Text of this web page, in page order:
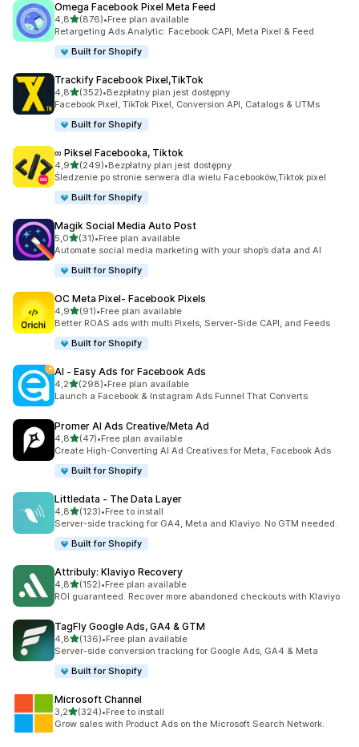
Omega Facebook Pixel Meta Feed
4,8na 5 gwiazdek
(876)
Łączna liczba recenzji: 876
•Free plan available
Retargeting Ads Analytic: Facebook CAPI, Meta Pixel & Feed
Built for Shopify
Trackify Facebook Pixel,TikTok
4,8na 5 gwiazdek
(352)
Łączna liczba recenzji: 352
•Bezpłatny plan jest dostępny
Facebook Pixel, TikTok Pixel, Conversion API, Catalogs & UTMs
Built for Shopify
∞ Piksel Facebooka, Tiktok
4,9na 5 gwiazdek
(249)
Łączna liczba recenzji: 249
•Bezpłatny plan jest dostępny
Śledzenie po stronie serwera dla wielu Facebooków,Tiktok pixel
Built for Shopify
Magik Social Media Auto Post
5,0na 5 gwiazdek
(31)
Łączna liczba recenzji: 31
•Free plan available
Automate social media marketing with your shop’s data and AI
Built for Shopify
OC Meta Pixel‑ Facebook Pixels
4,9na 5 gwiazdek
(91)
Łączna liczba recenzji: 91
•Free plan available
Better ROAS ads with multi Pixels, Server-Side CAPI, and Feeds
Built for Shopify
AI ‑ Easy Ads for Facebook Ads
4,2na 5 gwiazdek
(298)
Łączna liczba recenzji: 298
•Free plan available
Launch a Facebook & Instagram Ads Funnel That Converts
Promer AI Ads Creative/Meta Ad
4,8na 5 gwiazdek
(47)
Łączna liczba recenzji: 47
•Free plan available
Create High-Converting AI Ad Creatives for Meta, Facebook Ads
Built for Shopify
Littledata ‑ The Data Layer
4,8na 5 gwiazdek
(123)
Łączna liczba recenzji: 123
•Free to install
Server-side tracking for GA4, Meta and Klaviyo. No GTM needed.
Built for Shopify
Attribuly: Klaviyo Recovery
4,8na 5 gwiazdek
(152)
Łączna liczba recenzji: 152
•Free plan available
ROI guaranteed. Recover more abandoned checkouts with Klaviyo
TagFly Google Ads, GA4 & GTM
4,8na 5 gwiazdek
(136)
Łączna liczba recenzji: 136
•Free plan available
Server-side conversion tracking for Google Ads, GA4 & Meta
Built for Shopify
Microsoft Channel
3,2na 5 gwiazdek
(324)
Łączna liczba recenzji: 324
•Free to install
Grow sales with Product Ads on the Microsoft Search Network.